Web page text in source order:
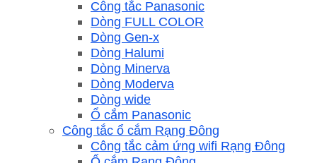
Công tắc Panasonic
Dòng FULL COLOR
Dòng Gen-x
Dòng Halumi
Dòng Minerva
Dòng Moderva
Dòng wide
Ổ cắm Panasonic
Công tắc ổ cắm Rạng Đông
Công tắc cảm ứng wifi Rạng Đông